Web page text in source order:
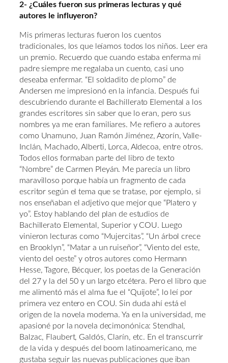
2- ¿Cuáles fueron sus primeras lecturas y qué
autores le influyeron?
Mis primeras lecturas fueron los cuentos
tradicionales, los que leíamos todos los niños. Leer era
un premio. Recuerdo que cuando estaba enferma mi
padre siempre me regalaba un cuento, casi uno
deseaba enfermar. “El soldadito de plomo” de
Andersen me impresionó en la infancia. Después fui
descubriendo durante el Bachillerato Elemental a los
grandes escritores sin saber que lo eran, pero sus
nombres ya me eran familiares. Me refiero a autores
como Unamuno, Juan Ramón Jiménez, Azorín, Valle-
Inclán, Machado, Alberti, Lorca, Aldecoa, entre otros.
Todos ellos formaban parte del libro de texto
“Nombre” de Carmen Pleyán. Me parecía un libro
maravilloso porque había un fragmento de cada
escritor según el tema que se tratase, por ejemplo, si
nos enseñaban el adjetivo que mejor que “Platero y
yo”. Estoy hablando del plan de estudios de
Bachillerato Elemental, Superior y COU. Luego
vinieron lecturas como “Mujercitas”, “Un árbol crece
en Brooklyn”, “Matar a un ruiseñor”, “Viento del este,
viento del oeste” y otros autores como Hermann
Hesse, Tagore, Bécquer, los poetas de la Generación
del 27 y la del 50 y un largo etcétera. Pero el libro que
me alimentó más el alma fue el “Quijote”, lo leí por
primera vez entero en COU. Sin duda ahí está el
origen de la novela moderna. Ya en la universidad, me
apasioné por la novela decimonónica: Stendhal,
Balzac, Flaubert, Galdós, Clarín, etc. En el transcurrir
de la vida y después del boom latinoamericano, me
gustaba seguir las nuevas publicaciones que iban